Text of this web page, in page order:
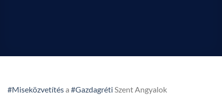
#Miseközvetítésa #Gazdagréti Szent Angyalok